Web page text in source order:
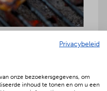
ook inclusief:
Privacybeleid
onze bezoekersgegevens, om
inhoud te tonen en om u een